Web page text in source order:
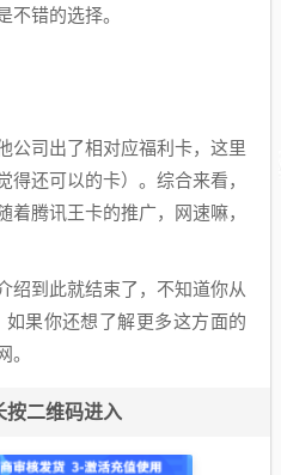
不错的选择。
公司出了相对应福利卡，这里
还可以的卡）。综合来看，
着腾讯王卡的推广，网速嘛，
绍到此就结束了，不知道你从
果你还想了解更多这方面的
。
按二维码进入